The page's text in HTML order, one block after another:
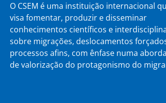
O CSEM é uma instituição internacional
visa fomentar, produzir e disseminar
conhecimentos científicos e
sobre migrações, deslocamentos
processos afins, com ênfase numa
de valorização do protagonismo do